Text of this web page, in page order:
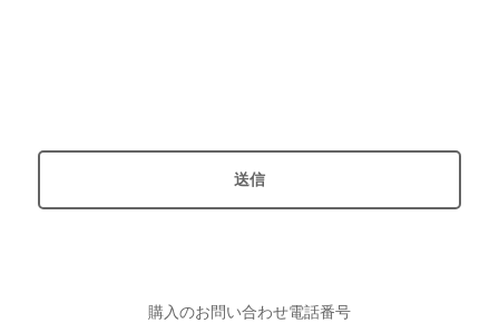
購入のお問い合わせ電話番号